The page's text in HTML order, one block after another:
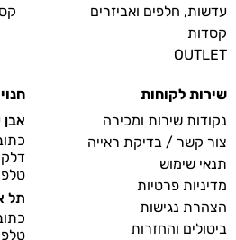
עדשות, חלפים ואביזרים
קסדות
OUTLET
שירות לקוחות
נקודות שירות ומכירה
צור קשר / בדיקת ראייה
תנאי שימוש
מדיניות פרטיות
הצהרת נגישות
ביטולים והחזרות
אבן
דלק,
טלפון: 09-
תל
טלפון: 03-